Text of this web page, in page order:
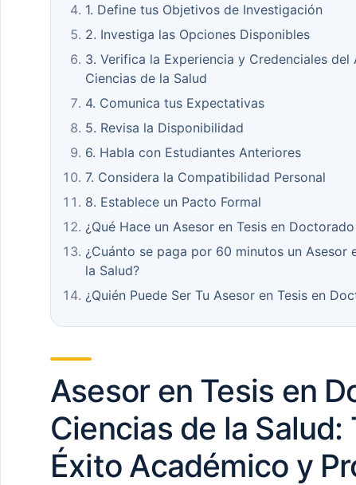
1. Define tus Objetivos de Investigación
2. Investiga las Opciones Disponibles
3. Verifica la Experiencia y Credenciales
Ciencias de la Salud
4. Comunica tus Expectativas
5. Revisa la Disponibilidad
6. Habla con Estudiantes Anteriores
7. Considera la Compatibilidad Personal
8. Establece un Pacto Formal
¿Qué Hace un Asesor en Tesis en
¿Cuánto se paga por 60 minutos un Asesor
la Salud?
¿Quién Puede Ser Tu Asesor en Tesis en
Asesor en Tesis en
Ciencias de la Salud:
Éxito Académico y